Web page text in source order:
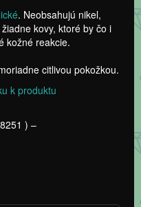
. Neobsahujú nikel,
kovy, ktoré by čo i
kožné reakcie.
citlivou pokožkou.
k produktu
) –